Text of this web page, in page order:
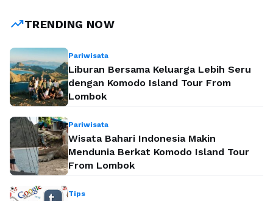
trending_upTRENDING NOW
Pariwisata
Liburan Bersama Keluarga Lebih Seru
dengan Komodo Island Tour From
Lombok
Pariwisata
Wisata Bahari Indonesia Makin
Mendunia Berkat Komodo Island Tour
From Lombok
Tips